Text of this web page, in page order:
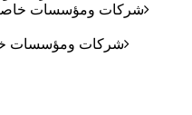
شركات ومؤسسات خاصة
شركات ومؤسسات